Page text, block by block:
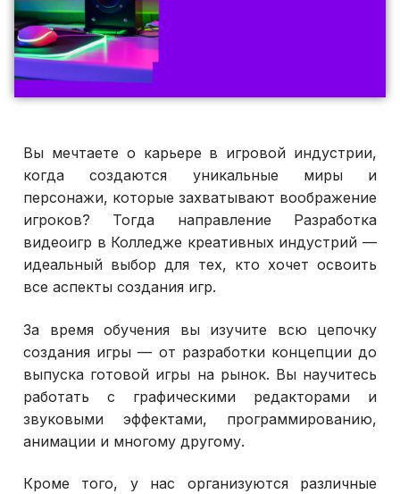
Вы мечтаете о карьере в игровой индустрии,
когда создаются уникальные миры и
персонажи, которые захватывают воображение
игроков? Тогда направление Разработка
видеоигр в Колледже креативных индустрий —
идеальный выбор для тех, кто хочет освоить
все аспекты создания игр.
За время обучения вы изучите всю цепочку
создания игры — от разработки концепции до
выпуска готовой игры на рынок. Вы научитесь
работать с графическими редакторами и
звуковыми эффектами, программированию,
анимации и многому другому.
Кроме того, у нас организуются различные